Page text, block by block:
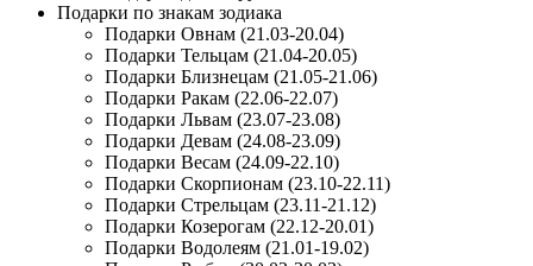
Подарки по знакам зодиака
Подарки Овнам (21.03-20.04)
Подарки Тельцам (21.04-20.05)
Подарки Близнецам (21.05-21.06)
Подарки Ракам (22.06-22.07)
Подарки Львам (23.07-23.08)
Подарки Девам (24.08-23.09)
Подарки Весам (24.09-22.10)
Подарки Скорпионам (23.10-22.11)
Подарки Стрельцам (23.11-21.12)
Подарки Козерогам (22.12-20.01)
Подарки Водолеям (21.01-19.02)